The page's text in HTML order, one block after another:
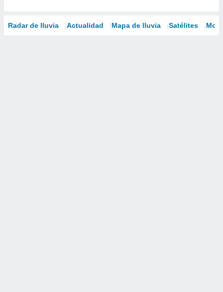
Radar de lluvia Actualidad Mapa de lluvia Satélites